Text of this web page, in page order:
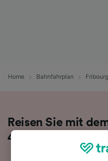
Home Bahnfahrplan
Reisen Sie mit
41 Minuten von